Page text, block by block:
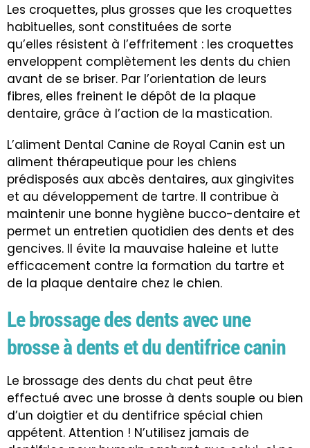
Les croquettes, plus grosses que les croquettes
habituelles, sont constituées de sorte
qu’elles résistent à l’effritement : les croquettes
enveloppent complètement les dents du chien
avant de se briser. Par l’orientation de leurs
fibres, elles freinent le dépôt de la plaque
dentaire, grâce à l’action de la mastication.
L’aliment Dental Canine de Royal Canin est un
aliment thérapeutique pour les chiens
prédisposés aux abcès dentaires, aux gingivites
et au développement de tartre. Il contribue à
maintenir une bonne hygiène bucco-dentaire et
permet un entretien quotidien des dents et des
gencives. Il évite la mauvaise haleine et lutte
efficacement contre la formation du tartre et
de la plaque dentaire chez le chien.
Le brossage des dents avec une
brosse à dents et du dentifrice canin
Le brossage des dents du chat peut être
effectué avec une brosse à dents souple ou bien
d’un doigtier et du dentifrice spécial chien
appétent. Attention ! N’utilisez jamais de